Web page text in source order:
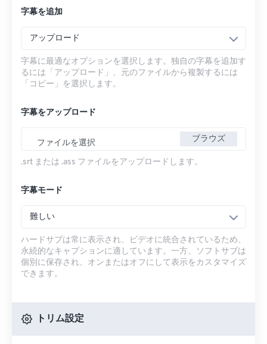
字幕を追加
アップロード
字幕に最適なオプションを選択します。独自の字幕を追加す
るには「アップロード」、元のファイルから複製するには
「コピー」を選択します。
字幕をアップロード
ファイルを選択 ブラウズ
.srt または .ass ファイルをアップロードします。
字幕モード
難しい
ハードサブは常に表示され、ビデオに統合されているため、
永続的なキャプションに適しています。一方、ソフトサブは
個別に保存され、オンまたはオフにして表示をカスタマイズ
できます。
トリム設定